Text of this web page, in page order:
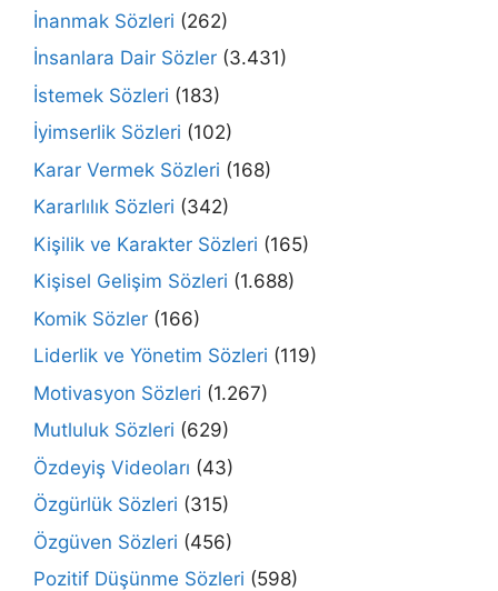
İnanmak Sözleri (262)
İnsanlara Dair Sözler (3.431)
İstemek Sözleri (183)
İyimserlik Sözleri (102)
Karar Vermek Sözleri (168)
Kararlılık Sözleri (342)
Kişilik ve Karakter Sözleri (165)
Kişisel Gelişim Sözleri (1.688)
Komik Sözler (166)
Liderlik ve Yönetim Sözleri (119)
Motivasyon Sözleri (1.267)
Mutluluk Sözleri (629)
Özdeyiş Videoları (43)
Özgürlük Sözleri (315)
Özgüven Sözleri (456)
Pozitif Düşünme Sözleri (598)